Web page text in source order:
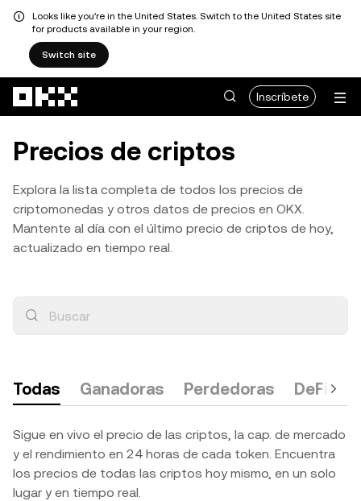
Looks like you're in the United States. Switch to the United States site
for products available in your region.
Switch site
Inscríbete
Precios de criptos
Explora la lista completa de todos los precios de
criptomonedas y otros datos de precios en OKX.
Mantente al día con el último precio de criptos de hoy,
actualizado en tiempo real.
Todas Ganadoras Perdedoras DeFi
Sigue en vivo el precio de las criptos, la cap. de mercado
y el rendimiento en 24 horas de cada token. Encuentra
los precios de todas las criptos hoy mismo, en un solo
lugar y en tiempo real.